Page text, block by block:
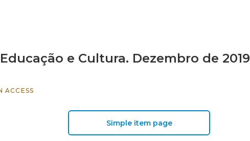
e Cultura. Dezembro de 2019
ACCESS
Simple item page